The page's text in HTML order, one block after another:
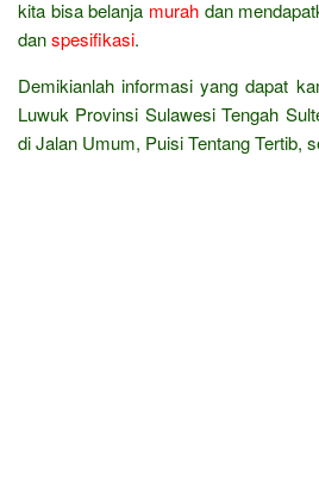
kita bisa belanja murahdan
danspesifikasi.
Demikianlah informasi yang dapat
Luwuk Provinsi Sulawesi Tengah
di Jalan Umum, Puisi Tentang Tertib,